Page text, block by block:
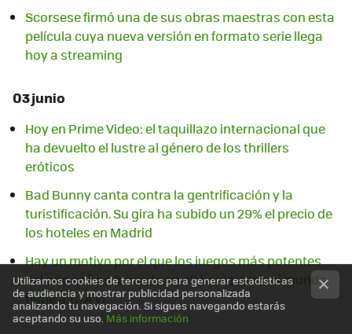
Scorsese firmó una de sus obras maestras con esta
película cuya nueva versión en formato serie llega
hoy a streaming
03 junio
Hoy en Prime Video: el taquillazo internacional que
ha devuelto el lustre al género de los thrillers
eróticos
Bad Bunny canta contra la gentrificación y la
turistificación. Su gira ha subido un 29% el precio de
los hoteles en Madrid
Hay un motivo por el que los juegos más potentes
del año se han lanzado en 48 horas: todo el mundo
teme a 'GTA VI'
Utilizamos cookies de terceros para generar estadísticas
de audiencia y mostrar publicidad personalizada
analizando tu navegación. Si sigues navegando estarás
aceptando su uso. Más información